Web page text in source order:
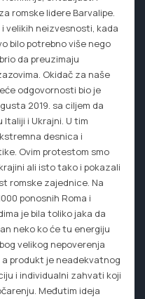
romske lidere Barvalipe.
velikih neizvesnosti, kada
bilo potrebno više nego
da preuzimaju
Okidač za naše
odgovornosti bio je
2019. sa ciljem da
i Ukrajni. U tim
desnica i
Ovim protestom smo
ali isto tako i pokazali
romske zajednice. Na
ponosnih Roma i
je bila toliko jaka da
neko ko će tu energiju
velikog nepoverenja
produkt je neadekvatnog
i individualni zahvati koji
Međutim ideja